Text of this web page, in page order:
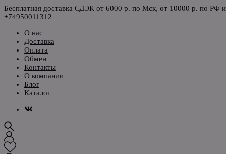
Бесплатная доставка СДЭК от 6000 р. по Мск, от 10000 р. по РФ
+74950011312
О нас
Доставка
Оплата
Обмен
Контакты
О компании
Блог
Каталог